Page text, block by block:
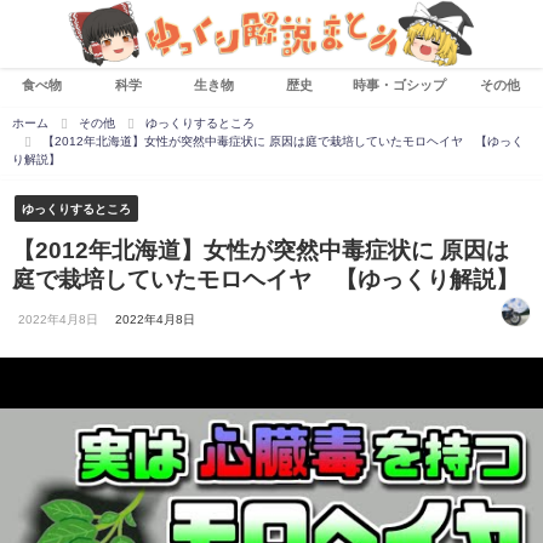
食べ物 科学 生き物 歴史 時事・ゴシップ その他
ホーム その他
ゆっくりするところ
【2012年北海道】女性が突然中毒症状に 原因は庭で栽培していたモロヘイヤ 【ゆっく
り解説】
ゆっくりするところ
【2012年北海道】女性が突然中毒症状に 原因は
庭で栽培していたモロヘイヤ 【ゆっくり解説】
2022年4月8日 2022年4月8日